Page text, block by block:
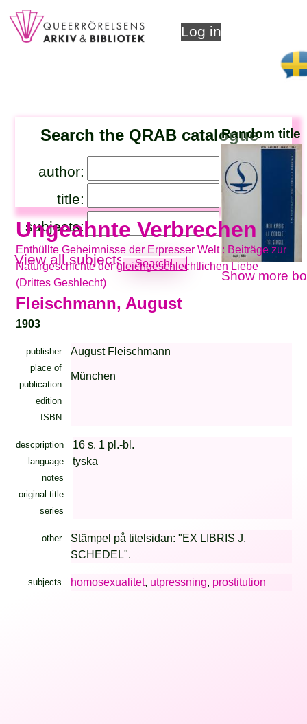
Log in
Search the QRAB catalogue
author:
title:
subjects:
View all subjects
Random title
Show more
Ungeahnte Verbrechen
Enthüllte Geheimnisse der Erpresser Welt : Beiträge zur
Naturgeschichte der gleichgeschlechtlichen Liebe
(Drittes Geshlecht)
Fleischmann, August
1903
publisher August Fleischmann
place of
publication
München
edition
ISBN
descpription 16 s. 1 pl.-bl.
language tyska
notes
original title
series
other
Stämpel på titelsidan: "EX LIBRIS J.
SCHEDEL".
subjects homosexualitet, utpressning, prostitution